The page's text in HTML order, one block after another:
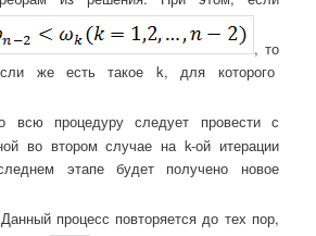
, то
же есть такое k, для которого
всю процедуру следует провести с
во втором случае на k-ой итерации
этапе будет получено новое
процесс повторяется до тех пор,